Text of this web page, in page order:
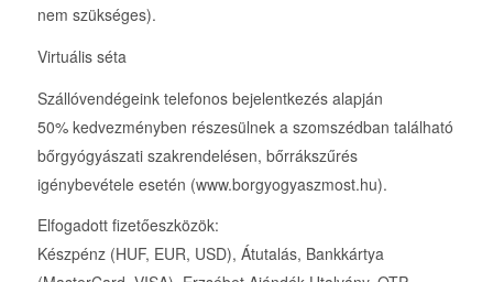
nem szükséges).
Virtuális séta
Szállóvendégeink telefonos bejelentkezés alapján
50% kedvezményben részesülnek a szomszédban található
bőrgyógyászati szakrendelésen, bőrrákszűrés
igénybevétele esetén (www.borgyogyaszmost.hu).
Elfogadott fizetőeszközök:
Készpénz (HUF, EUR, USD), Átutalás, Bankkártya